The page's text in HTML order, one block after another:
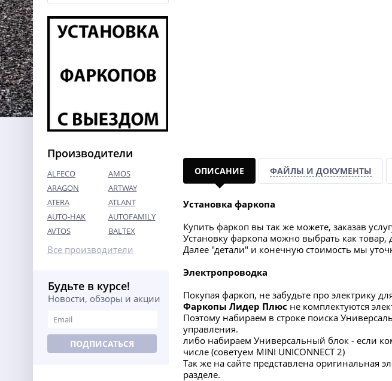
Производители
ALFECO
AMOS
ARAGON
ARTWAY
ATERA
ATLANT
AUTO-HAK
AUTOFAMILY
AVTOS
BALTEX
Все производители
Будьте в курсе!
Новости, обзоры и акции
ПОДПИСАТЬСЯ
ОПИСАНИЕ ФАЙЛЫ И ДОКУМЕНТЫ
Установка фаркопа
Купить фаркоп вы так же можете, заказав
Установку фаркопа можно выбрать как товар,
Далее "детали" и конечную стоимость мы
Электропроводка
Покупая фаркоп, не забудьте про электрику
Фаркопы Лидер Плюс не комплектуются
Поэтому набираем в строке поиска
управления.
либо набираем Универсальный блок - если
числе (советуем MINI UNICONNECT 2)
Так же на сайте представлена оригинальная
разделе.